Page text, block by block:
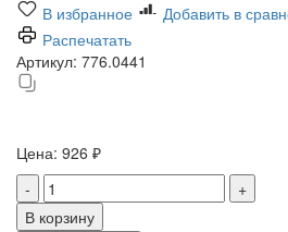
В избранное
Добавить в
Распечатать
Артикул: 776.0441
Цена: 926 ₽
-
+
В корзину